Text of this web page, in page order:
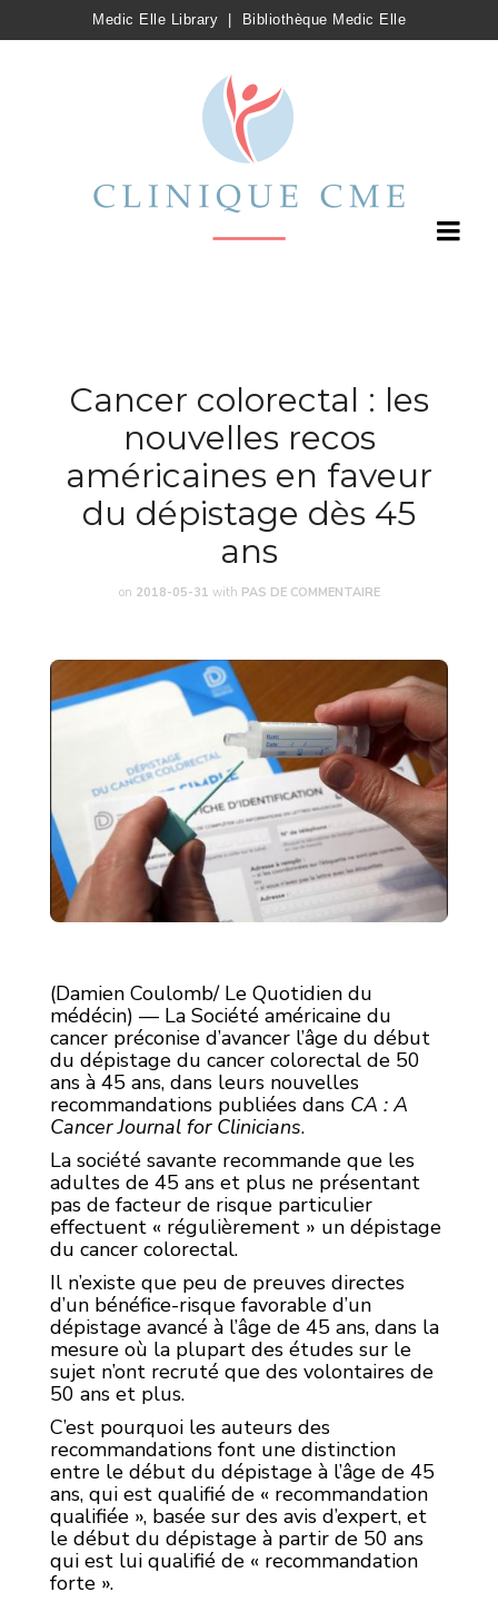
Medic Elle Library Bibliothèque Medic Elle
Cancer colorectal : les
nouvelles recos
américaines en faveur
du dépistage dès 45
ans
on 2018-05-31 with PAS DE COMMENTAIRE
(Damien Coulomb/ Le Quotidien du
médécin) — La Société américaine du
cancer préconise d’avancer l’âge du début
du dépistage du cancer colorectal de 50
ans à 45 ans, dans leurs nouvelles
recommandations publiées dans CA : A
Cancer Journal for Clinicians.
La société savante recommande que les
adultes de 45 ans et plus ne présentant
pas de facteur de risque particulier
effectuent « régulièrement » un dépistage
du cancer colorectal.
Il n’existe que peu de preuves directes
d’un bénéfice-risque favorable d’un
dépistage avancé à l’âge de 45 ans, dans la
mesure où la plupart des études sur le
sujet n’ont recruté que des volontaires de
50 ans et plus.
C’est pourquoi les auteurs des
recommandations font une distinction
entre le début du dépistage à l’âge de 45
ans, qui est qualifié de « recommandation
qualifiée », basée sur des avis d’expert, et
le début du dépistage à partir de 50 ans
qui est lui qualifié de « recommandation
forte ».